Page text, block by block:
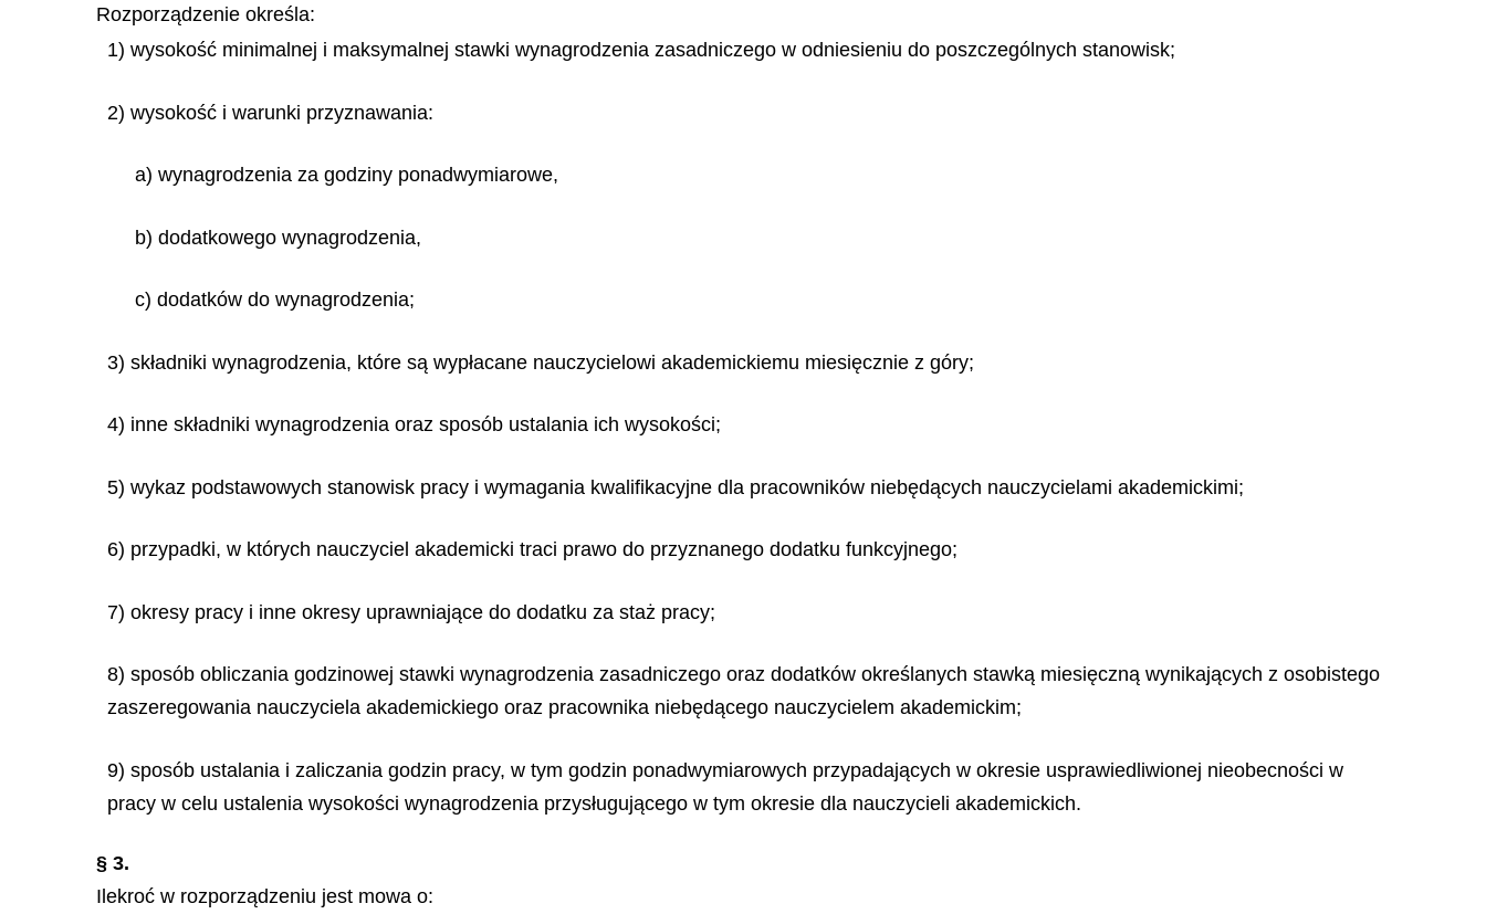
Rozporządzenie określa:
1) wysokość minimalnej i maksymalnej stawki wynagrodzenia zasadniczego w odniesieniu do poszczególnych stanowisk;
2) wysokość i warunki przyznawania:
a) wynagrodzenia za godziny ponadwymiarowe,
b) dodatkowego wynagrodzenia,
c) dodatków do wynagrodzenia;
3) składniki wynagrodzenia, które są wypłacane nauczycielowi akademickiemu miesięcznie z góry;
4) inne składniki wynagrodzenia oraz sposób ustalania ich wysokości;
5) wykaz podstawowych stanowisk pracy i wymagania kwalifikacyjne dla pracowników niebędących nauczycielami akademickimi;
6) przypadki, w których nauczyciel akademicki traci prawo do przyznanego dodatku funkcyjnego;
7) okresy pracy i inne okresy uprawniające do dodatku za staż pracy;
8) sposób obliczania godzinowej stawki wynagrodzenia zasadniczego oraz dodatków określanych stawką miesięczną wynikających z osobistego
zaszeregowania nauczyciela akademickiego oraz pracownika niebędącego nauczycielem akademickim;
9) sposób ustalania i zaliczania godzin pracy, w tym godzin ponadwymiarowych przypadających w okresie usprawiedliwionej nieobecności w
pracy w celu ustalenia wysokości wynagrodzenia przysługującego w tym okresie dla nauczycieli akademickich.
§ 3.
Ilekroć w rozporządzeniu jest mowa o: